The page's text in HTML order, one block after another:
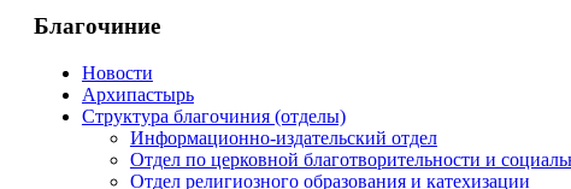
Благочиние
Новости
Архипастырь
Структура благочиния (отделы)
Информационно-издательский отдел
Отдел по церковной благотворительности и
Отдел религиозного образования и катехизации